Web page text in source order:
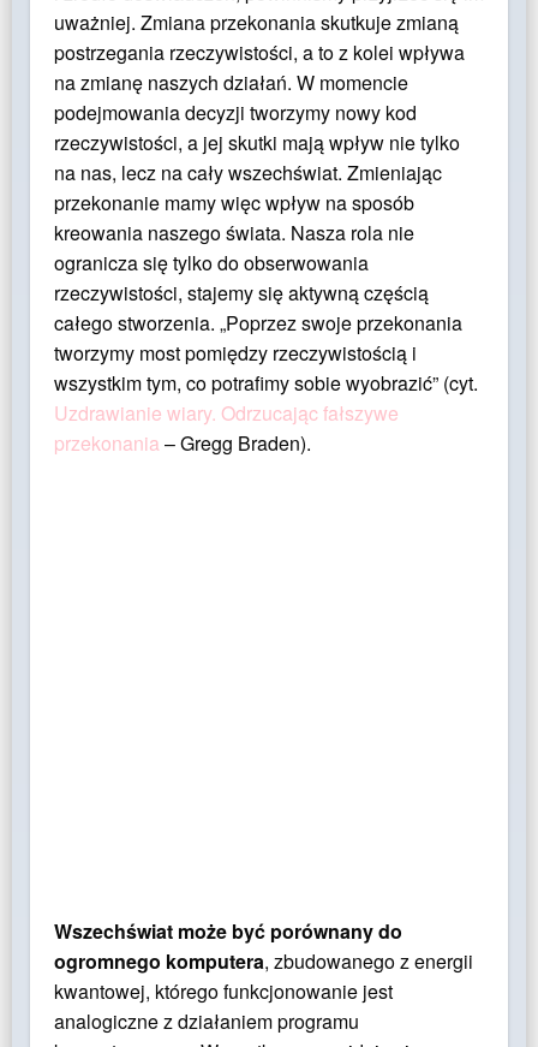
uważniej. Zmiana przekonania skutkuje zmianą
postrzegania rzeczywistości, a to z kolei wpływa
na zmianę naszych działań. W momencie
podejmowania decyzji tworzymy nowy kod
rzeczywistości, a jej skutki mają wpływ nie tylko
na nas, lecz na cały wszechświat. Zmieniając
przekonanie mamy więc wpływ na sposób
kreowania naszego świata. Nasza rola nie
ogranicza się tylko do obserwowania
rzeczywistości, stajemy się aktywną częścią
całego stworzenia. „Poprzez swoje przekonania
tworzymy most pomiędzy rzeczywistością i
wszystkim tym, co potrafimy sobie wyobrazić” (cyt.
Uzdrawianie wiary. Odrzucając fałszywe
przekonania– Gregg Braden).
Wszechświat może być porównany do
ogromnego komputera, zbudowanego z energii
kwantowej, którego funkcjonowanie jest
analogiczne z działaniem programu